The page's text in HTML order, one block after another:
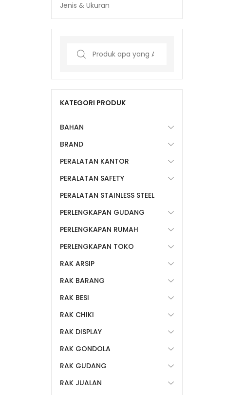
Jenis & Ukuran
Search
KATEGORI PRODUK
BAHAN
BRAND
PERALATAN KANTOR
PERALATAN SAFETY
PERALATAN STAINLESS STEEL
PERLENGKAPAN GUDANG
PERLENGKAPAN RUMAH
PERLENGKAPAN TOKO
RAK ARSIP
RAK BARANG
RAK BESI
RAK CHIKI
RAK DISPLAY
RAK GONDOLA
RAK GUDANG
RAK JUALAN